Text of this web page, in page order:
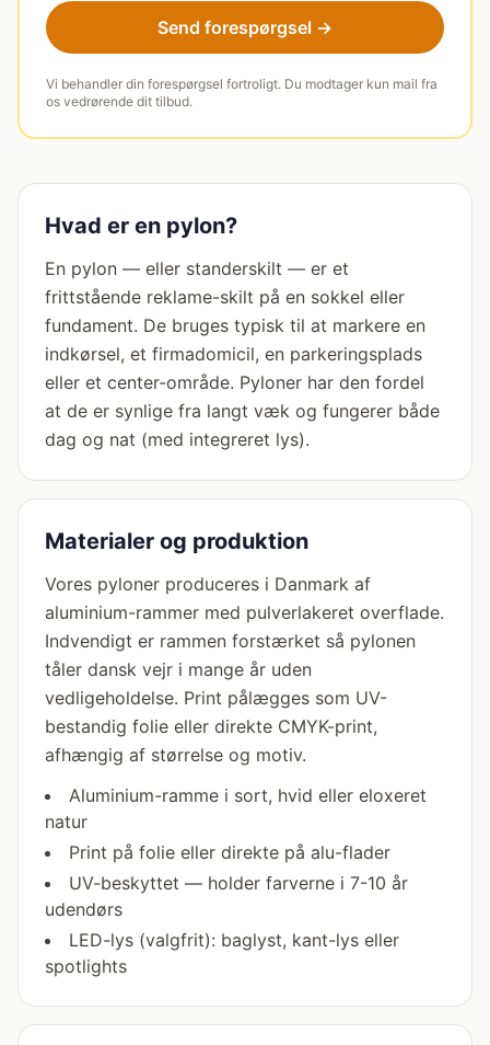
Send forespørgsel →
Vi behandler din forespørgsel fortroligt. Du modtager kun mail fra
os vedrørende dit tilbud.
Hvad er en pylon?
En pylon — eller standerskilt — er et
frittstående reklame-skilt på en sokkel eller
fundament. De bruges typisk til at markere en
indkørsel, et firmadomicil, en parkeringsplads
eller et center-område. Pyloner har den fordel
at de er synlige fra langt væk og fungerer både
dag og nat (med integreret lys).
Materialer og produktion
Vores pyloner produceres i Danmark af
aluminium-rammer med pulverlakeret overflade.
Indvendigt er rammen forstærket så pylonen
tåler dansk vejr i mange år uden
vedligeholdelse. Print pålægges som UV-
bestandig folie eller direkte CMYK-print,
afhængig af størrelse og motiv.
Aluminium-ramme i sort, hvid eller eloxeret
natur
Print på folie eller direkte på alu-flader
UV-beskyttet — holder farverne i 7-10 år
udendørs
LED-lys (valgfrit): baglyst, kant-lys eller
spotlights